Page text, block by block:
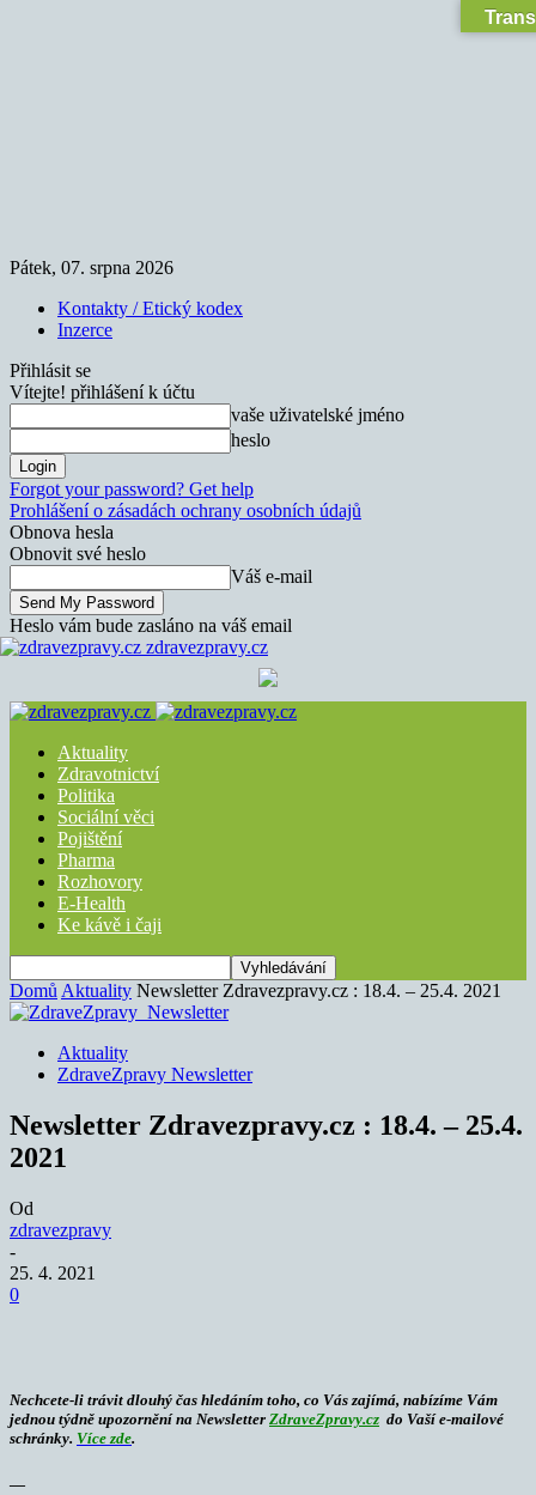
Pátek, 07. srpna 2026
Kontakty / Etický kodex
Inzerce
Přihlásit se
Vítejte! přihlášení k účtu
vaše uživatelské jméno
heslo
Forgot your password? Get help
Prohlášení o zásadách ochrany osobních údajů
Obnova hesla
Obnovit své heslo
Váš e-mail
Heslo vám bude zasláno na váš email
zdravezpravy.cz
Aktuality
Zdravotnictví
Politika
Sociální věci
Pojištění
Pharma
Rozhovory
E-Health
Ke kávě i čaji
Domů Aktuality Newsletter Zdravezpravy.cz : 18.4. – 25.4. 2021
Aktuality
ZdraveZpravy Newsletter
Newsletter Zdravezpravy.cz : 18.4. – 25.4.
2021
Od
zdravezpravy
-
25. 4. 2021
0
Nechcete-li trávit dlouhý čas hledáním toho, co Vás zajímá, nabízíme Vám
jednou týdně upozornění na Newsletter ZdraveZpravy.cz do Vaší e-mailové
schránky. Více zde.
—